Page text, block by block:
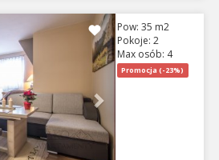
NextPow: 35 m2
Pokoje: 2
Max osób: 4
Promocja (-23%)